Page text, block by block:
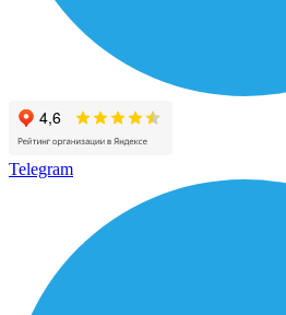
Telegram